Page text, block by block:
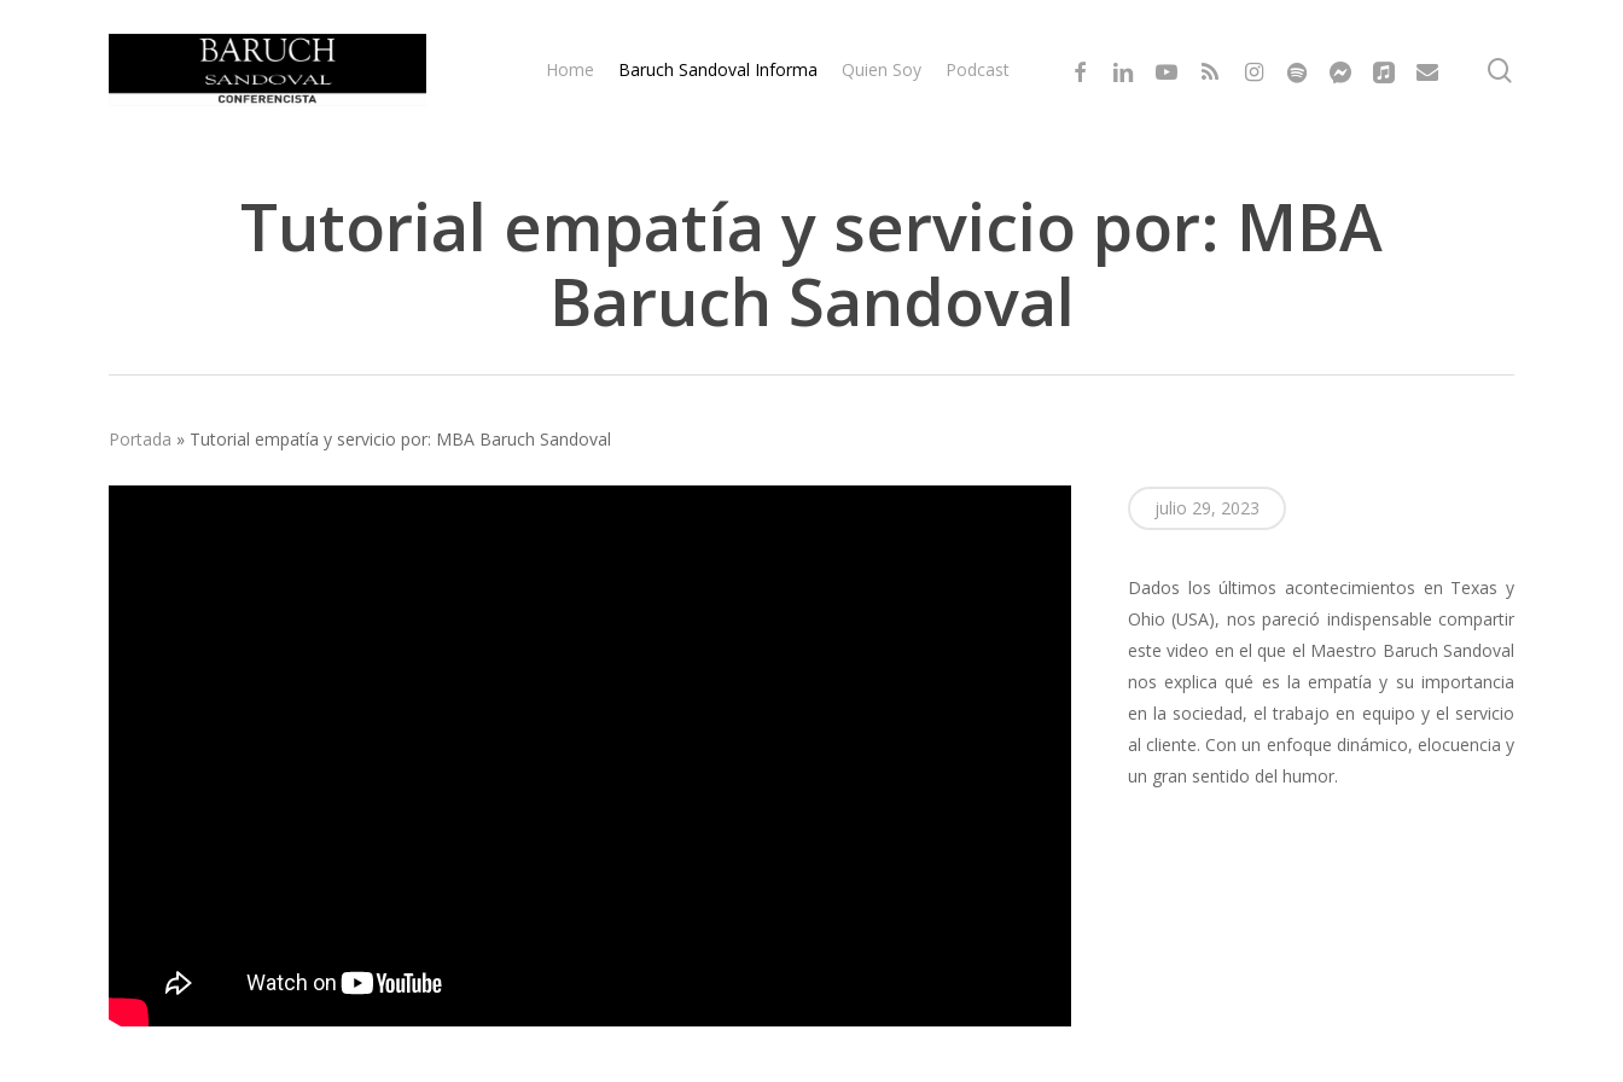
Home Baruch Sandoval Informa Quien Soy Podcast facebooklinkedinyoutubeRSS instagram
spotify messengerapplemusic
email
Tutorial empatía y servicio por: MBA
Baruch Sandoval
Portada » Tutorial empatía y servicio por: MBA Baruch Sandoval
julio 29, 2023
Dados los últimos acontecimientos en Texas y
Ohio (USA), nos pareció indispensable compartir
este video en el que el Maestro Baruch Sandoval
nos explica qué es la empatía y su importancia
en la sociedad, el trabajo en equipo y el servicio
al cliente. Con un enfoque dinámico, elocuencia y
un gran sentido del humor.